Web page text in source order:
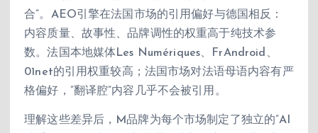
合”。AEO引擎在法国市场的引用偏好与德国相反：
内容质量、故事性、品牌调性的权重高于纯技术参
数。法国本地媒体Les Numériques、FrAndroid、
01net的引用权重较高；法国市场对法语母语内容有严
格偏好，”翻译腔”内容几乎不会被引用。
理解这些差异后，M品牌为每个市场制定了独立的”AI